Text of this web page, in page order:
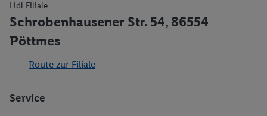
Lidl Filiale
Schrobenhausener Str. 54, 86554
Pöttmes
Route zur Filiale
Service